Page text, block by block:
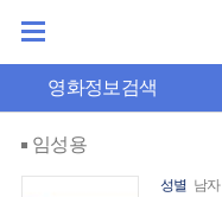
영화정보검색
임성용
성별 남자